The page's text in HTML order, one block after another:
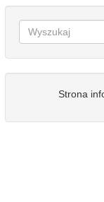
Strona